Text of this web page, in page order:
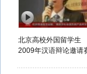
北京高校外国留学生
2009年汉语辩论邀请